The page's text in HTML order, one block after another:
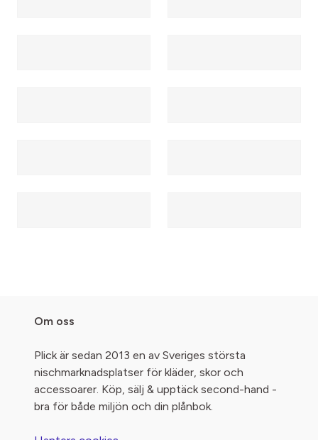
Om oss
Plick är sedan 2013 en av Sveriges största
nischmarknadsplatser för kläder, skor och
accessoarer. Köp, sälj & upptäck second-hand -
bra för både miljön och din plånbok.